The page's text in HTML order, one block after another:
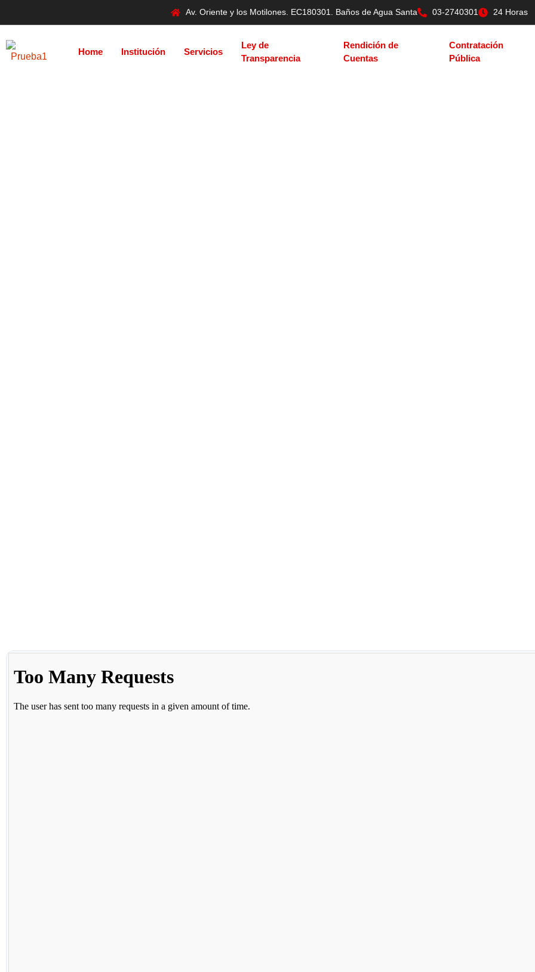
Av. Oriente y los Motilones. EC180301. Baños de Agua Santa 03-2740301 24 Horas
Home Institución Servicios
Ley de
Transparencia
Rendición de
Cuentas
Contratación
Pública